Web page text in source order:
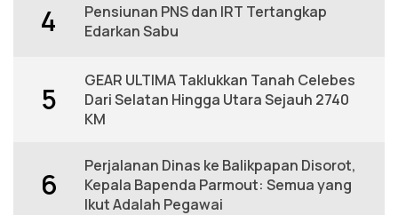
4
Pensiunan PNS dan IRT Tertangkap
Edarkan Sabu
5
GEAR ULTIMA Taklukkan Tanah Celebes
Dari Selatan Hingga Utara Sejauh 2740
KM
6
Perjalanan Dinas ke Balikpapan Disorot,
Kepala Bapenda Parmout: Semua yang
Ikut Adalah Pegawai